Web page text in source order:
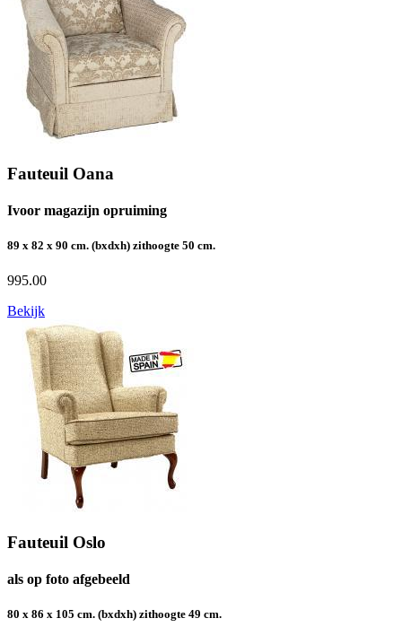
Fauteuil Oana
Ivoor magazijn opruiming
89 x 82 x 90 cm. (bxdxh) zithoogte 50 cm.
995.00
Bekijk
Fauteuil Oslo
als op foto afgebeeld
80 x 86 x 105 cm. (bxdxh) zithoogte 49 cm.